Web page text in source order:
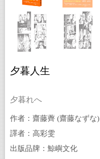
夕暮人生
夕暮れへ
作者：齋藤薺 (齋藤なずな)
譯者：高彩雯
出版品牌：鯨嶼文化